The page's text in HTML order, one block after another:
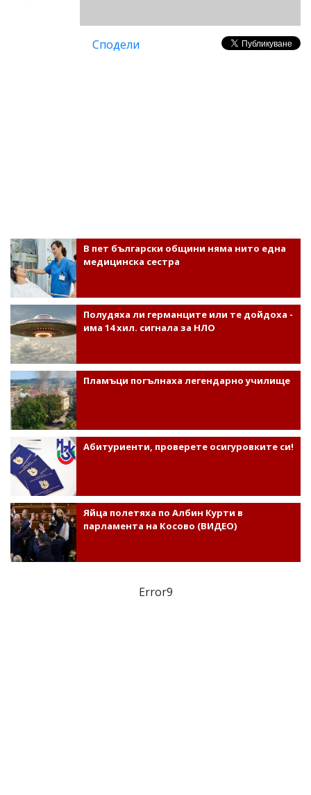
Сподели
В пет български общини няма нито една
медицинска сестра
Полудяха ли германците или те дойдоха -
има 14 хил. сигнала за НЛО
Пламъци погълнаха легендарно училище
Абитуриенти, проверете осигуровките си!
Яйца полетяха по Албин Курти в
парламента на Косово (ВИДЕО)
Error9